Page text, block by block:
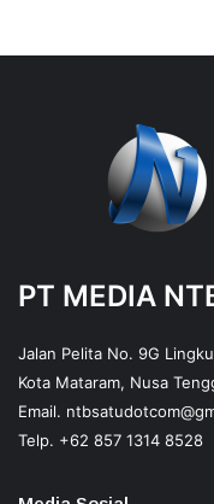
PT MEDIA
Jalan Pelita No. 9G
Kota Mataram, Nusa
Email.
Telp. +62 857 1314 8528